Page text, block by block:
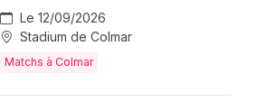
Le 12/09/2026
Stadium de Colmar
Matchs à Colmar